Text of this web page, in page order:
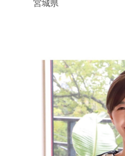
宮城県